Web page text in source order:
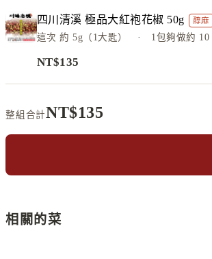
四川清溪 極品大紅袍花椒 50g 醇麻
這次約 5g（1大匙） · 1包夠做約 10
NT$135
整組合計NT$135
相關的菜